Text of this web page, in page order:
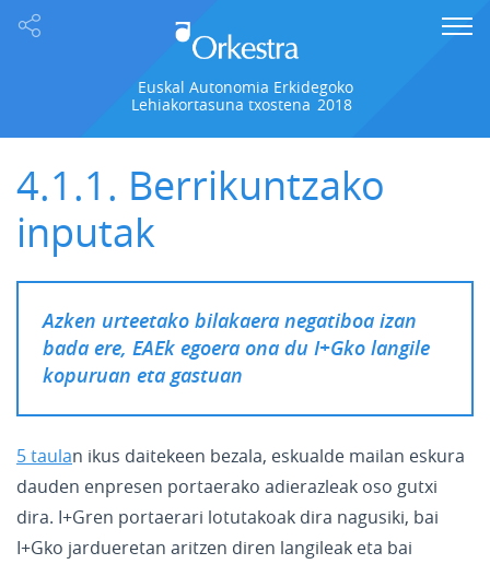
Euskal Autonomia Erkidegoko
Lehiakortasuna txostena 2018
4.1.1. Berrikuntzako
inputak
Azken urteetako bilakaera negatiboa izan
bada ere, EAEk egoera ona du I+Gko langile
kopuruan eta gastuan
5 taulan ikus daitekeen bezala, eskualde mailan eskura
dauden enpresen portaerako adierazleak oso gutxi
dira. I+Gren portaerari lotutakoak dira nagusiki, bai
I+Gko jardueretan aritzen diren langileak eta bai